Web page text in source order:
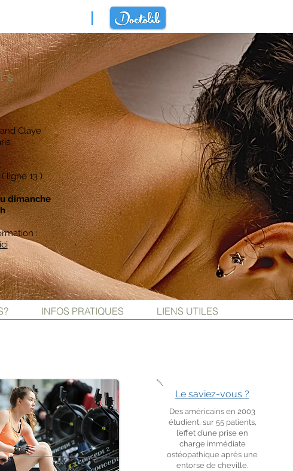
Claye
ligne 13 )
dimanche
:
INFOS PRATIQUES LIENS UTILES
Le saviez-vous ?
Des américains en 2003
étudient, sur 55 patients,
l’effet d’une prise en
charge immédiate
ostéopathique après une
entorse de cheville.